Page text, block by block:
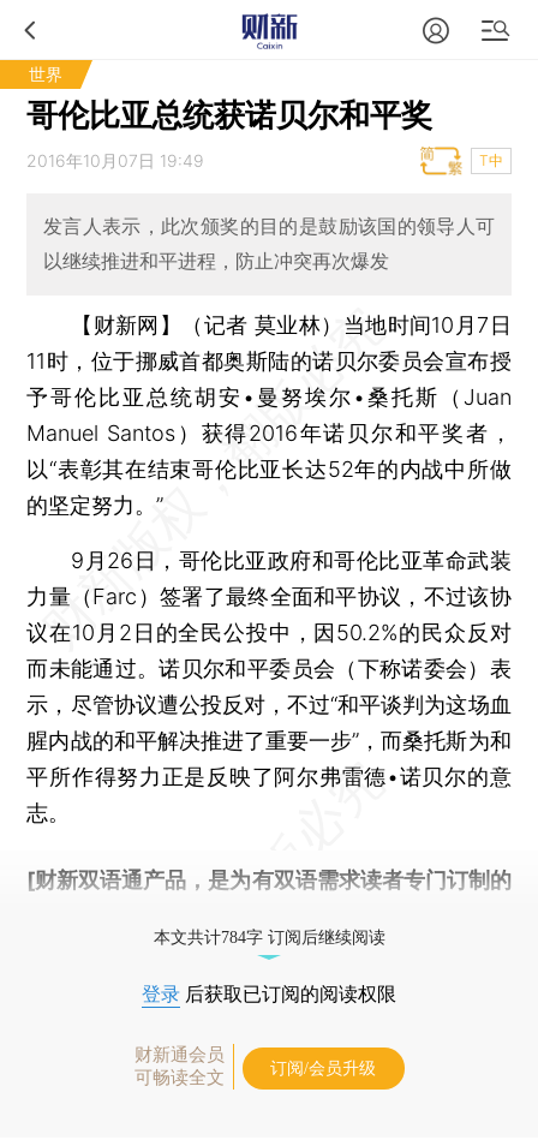
世界
哥伦比亚总统获诺贝尔和平奖
2016年10月07日 19:49 T中
发言人表示，此次颁奖的目的是鼓励该国的领导人可
以继续推进和平进程，防止冲突再次爆发
【财新网】（记者 莫业林） 当地时间10月7日
11时，位于挪威首都奥斯陆的诺贝尔委员会宣布授
予哥伦比亚总统胡安•曼努埃尔•桑托斯（Juan
Manuel Santos）获得2016年诺贝尔和平奖者，
以“表彰其在结束哥伦比亚长达52年的内战中所做
的坚定努力。”
9月26日，哥伦比亚政府和哥伦比亚革命武装
力量（Farc）签署了最终全面和平协议，不过该协
议在10月2日的全民公投中，因50.2%的民众反对
而未能通过。诺贝尔和平委员会（下称诺委会）表
示，尽管协议遭公投反对，不过“和平谈判为这场血
腥内战的和平解决推进了重要一步”，而桑托斯为和
平所作得努力正是反映了阿尔弗雷德•诺贝尔的意
志。
[财新双语通产品，是为有双语需求读者专门订制的
本文共计784字 订阅后继续阅读
登录 后获取已订阅的阅读权限
财新通会员
可畅读全文
订阅/会员升级